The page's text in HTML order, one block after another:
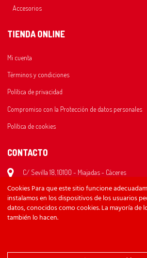
Accesorios
TIENDA ONLINE
Mi cuenta
Términos y condiciones
Política de privacidad
Compromiso con la Protección de datos personales
Política de cookies
CONTACTO
C/ Sevilla 18, 10100 - Miajadas - Cáceres
620 26 35 59
bikesraul@gmail.com
Lunes/Viernes: 10:30 - 14:00 y 17:00 - 20:30
Cookies Para que este sitio funcione
instalamos en los dispositivos de los usuarios
datos, conocidos como cookies. La mayoría de
también lo hacen.